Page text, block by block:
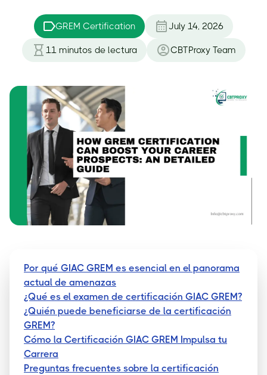
GREM Certification July 14, 2026
11 minutos de lectura CBTProxy Team
Por qué GIAC GREM es esencial en el panorama
actual de amenazas
¿Qué es el examen de certificación GIAC GREM?
¿Quién puede beneficiarse de la certificación
GREM?
Cómo la Certificación GIAC GREM Impulsa tu
Carrera
Preguntas frecuentes sobre la certificación